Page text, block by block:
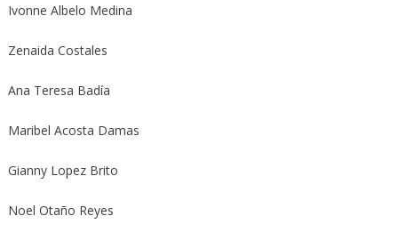
Ivonne Albelo Medina
Zenaida Costales
Ana Teresa Badía
Maribel Acosta Damas
Gianny Lopez Brito
Noel Otaño Reyes